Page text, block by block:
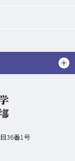
36番1号